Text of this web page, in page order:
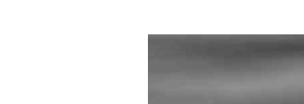
Frankenstein45.Com